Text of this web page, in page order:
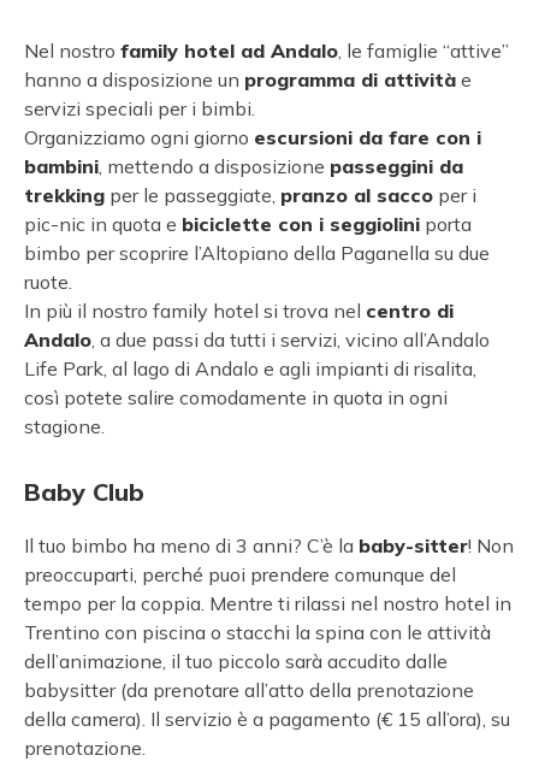
Nel nostro family hotel ad Andalo, le famiglie “attive”
hanno a disposizione un programma di attività e
servizi speciali per i bimbi.
Organizziamo ogni giorno escursioni da fare con i
bambini, mettendo a disposizione passeggini da
trekking per le passeggiate, pranzo al sacco per i
pic-nic in quota e biciclette con i seggiolini porta
bimbo per scoprire l’Altopiano della Paganella su due
ruote.
In più il nostro family hotel si trova nel centro di
Andalo, a due passi da tutti i servizi, vicino all’Andalo
Life Park, al lago di Andalo e agli impianti di risalita,
così potete salire comodamente in quota in ogni
stagione.
Baby Club
Il tuo bimbo ha meno di 3 anni? C’è la baby-sitter! Non
preoccuparti, perché puoi prendere comunque del
tempo per la coppia. Mentre ti rilassi nel nostro hotel in
Trentino con piscina o stacchi la spina con le attività
dell’animazione, il tuo piccolo sarà accudito dalle
babysitter (da prenotare all’atto della prenotazione
della camera). Il servizio è a pagamento (€ 15 all’ora), su
prenotazione.